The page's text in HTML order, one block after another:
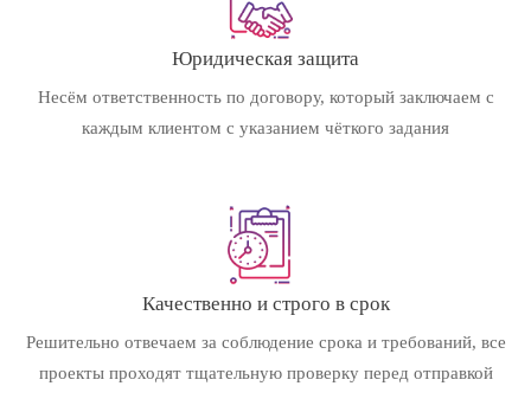
Юридическая защита
Несём ответственность по договору, который заключаем с
каждым клиентом с указанием чёткого задания
Качественно и строго в срок
Решительно отвечаем за соблюдение срока и требований, все
проекты проходят тщательную проверку перед отправкой